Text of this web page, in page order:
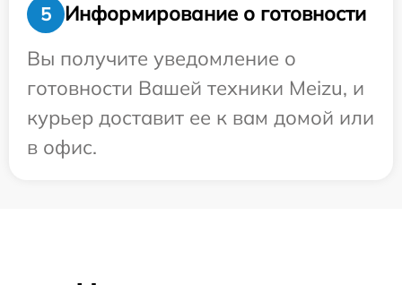
5
Информирование о готовности
Вы получите уведомление о
готовности Вашей техники Meizu, и
курьер доставит ее к вам домой или
в офис.